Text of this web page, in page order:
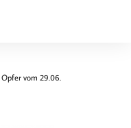
vom 29.06.